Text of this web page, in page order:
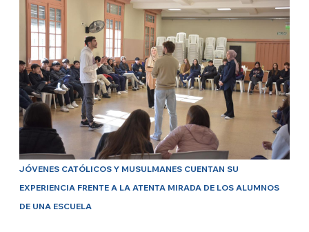
JÓVENES CATÓLICOS Y MUSULMANES CUENTAN SU
EXPERIENCIA FRENTE A LA ATENTA MIRADA DE LOS ALUMNOS
DE UNA ESCUELA